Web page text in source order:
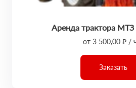
Аренда трактора
от 3 500,00 ₽ /
Заказать